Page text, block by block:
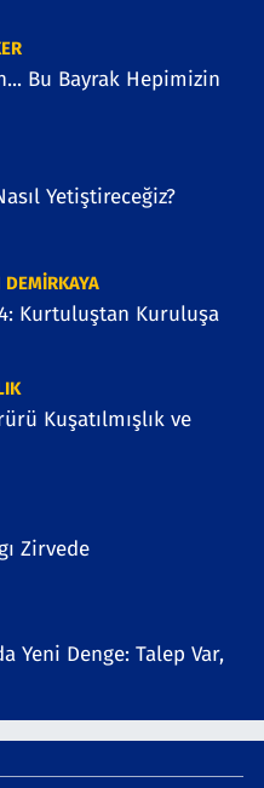
Bu Bayrak Hepimizin
Yetiştireceğiz?
DEMİRKAYA
Kurtuluştan Kuruluşa
Kuşatılmışlık ve
Zirvede
Yeni Denge: Talep Var,